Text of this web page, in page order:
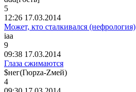
5
12:26 17.03.2014
Может, кто сталкивался (нефрология)
iaa
9
09:38 17.03.2014
Глаза сжимаются
$нег(Гюрza-Zмей)
4